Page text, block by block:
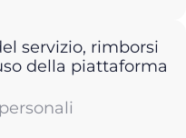
servizio, rimborsi
della piattaforma